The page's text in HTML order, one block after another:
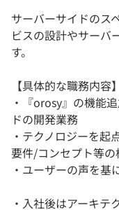
サーバーサイドのス
ビスの設計やサーバ
す。
【具体的な職務内容】
・『orosy』の機能
ドの開発業務
・テクノロジーを
要件/コンセプト等
・ユーザーの声を基
・入社後はアーキテ